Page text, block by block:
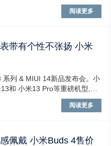
、Redmi手环2、Redmi Buds 4
与质感同在。Redmi Watch 3
阅读更多
带有个性不张扬 小米
列 & MIUI 14新品发布会。小
和 小米13 Pro等重磅机型,还
手表S2。小米手表S2将前沿科
了专业级运动体验,给您带来
阅读更多
佩戴 小米Buds 4售价